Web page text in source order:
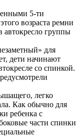
5-ти
возраста ремни
автокресло группы
для
дети начинают
со спинкой.
легко
Как обычно для
ребенка с
части спинки